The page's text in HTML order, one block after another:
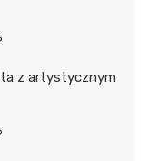
z artystycznym